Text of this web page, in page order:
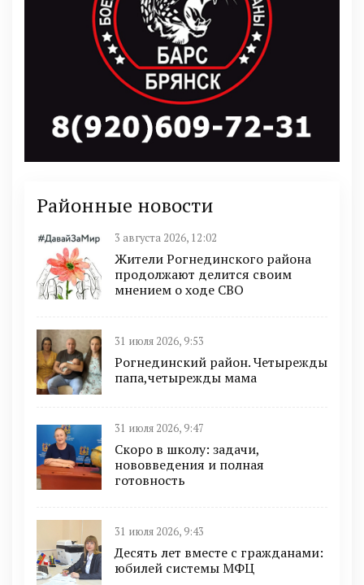
Районные новости
3 августа 2026, 12:02
Жители Рогнединского района
продолжают делится своим
мнением о ходе СВО
31 июля 2026, 9:53
Рогнединский район. Четырежды
папа,четырежды мама
31 июля 2026, 9:47
Скоро в школу: задачи,
нововведения и полная
готовность
31 июля 2026, 9:43
Десять лет вместе с гражданами:
юбилей системы МФЦ